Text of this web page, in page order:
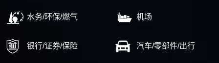
水务/环保/燃气 机场
银行/证券/保险 汽车/零部件/出行